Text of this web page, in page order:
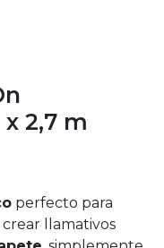
2,7 m
perfecto para
llamativos